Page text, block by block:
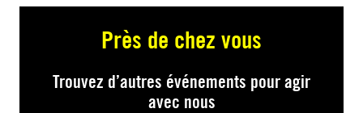
Près de chez vous
Trouvez d’autres événements pour agir
avec nous